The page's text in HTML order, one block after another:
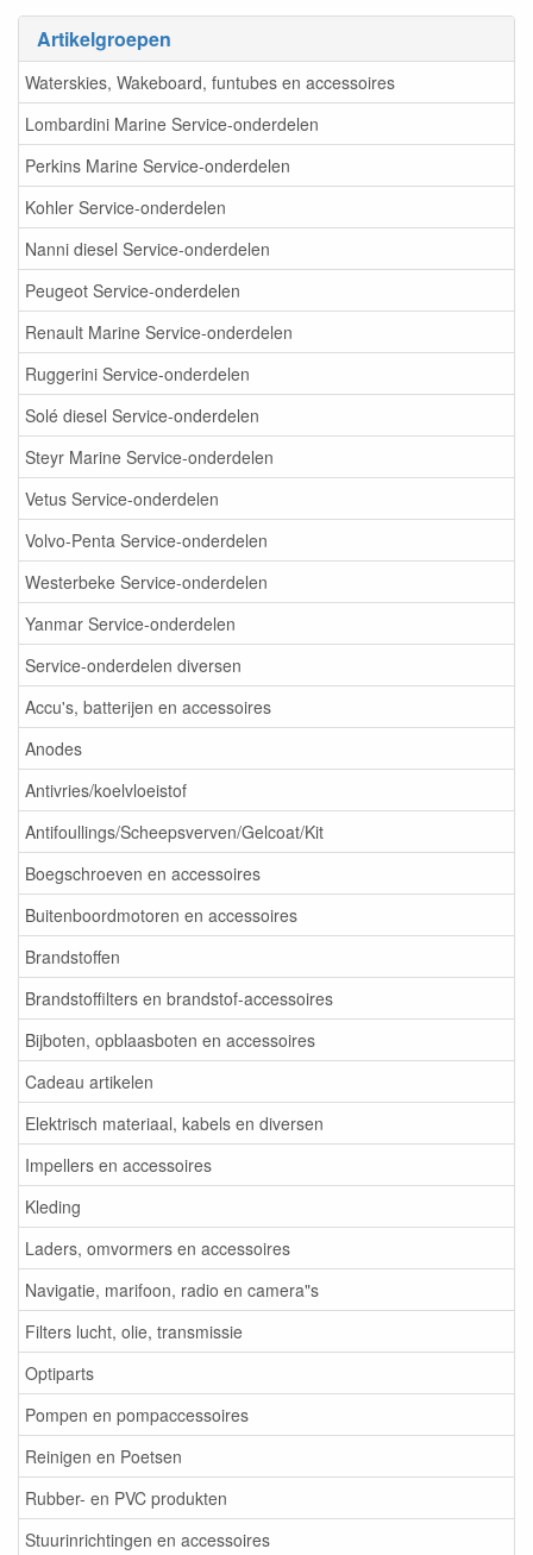
Artikelgroepen
Waterskies, Wakeboard, funtubes en accessoires
Lombardini Marine Service-onderdelen
Perkins Marine Service-onderdelen
Kohler Service-onderdelen
Nanni diesel Service-onderdelen
Peugeot Service-onderdelen
Renault Marine Service-onderdelen
Ruggerini Service-onderdelen
Solé diesel Service-onderdelen
Steyr Marine Service-onderdelen
Vetus Service-onderdelen
Volvo-Penta Service-onderdelen
Westerbeke Service-onderdelen
Yanmar Service-onderdelen
Service-onderdelen diversen
Accu's, batterijen en accessoires
Anodes
Antivries/koelvloeistof
Antifoullings/Scheepsverven/Gelcoat/Kit
Boegschroeven en accessoires
Buitenboordmotoren en accessoires
Brandstoffen
Brandstoffilters en brandstof-accessoires
Bijboten, opblaasboten en accessoires
Cadeau artikelen
Elektrisch materiaal, kabels en diversen
Impellers en accessoires
Kleding
Laders, omvormers en accessoires
Navigatie, marifoon, radio en camera"s
Filters lucht, olie, transmissie
Optiparts
Pompen en pompaccessoires
Reinigen en Poetsen
Rubber- en PVC produkten
Stuurinrichtingen en accessoires